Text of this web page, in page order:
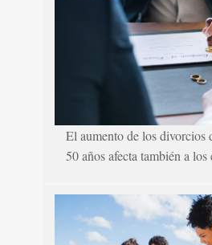
El aumento de los divorcios
50 años afecta también a los